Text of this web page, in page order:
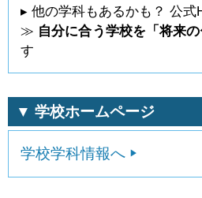
▸ 他の学科もあるかも？ 公式
≫ 自分に合う学校を「将来
す
▼ 学校ホームページ
学校学科情報へ